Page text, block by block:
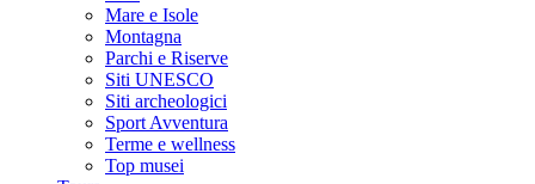
Mare e Isole
Montagna
Parchi e Riserve
Siti UNESCO
Siti archeologici
Sport Avventura
Terme e wellness
Top musei